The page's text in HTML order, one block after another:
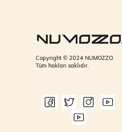
Copyright © 2024 NUMOZZO.
Tüm hakları saklıdır.